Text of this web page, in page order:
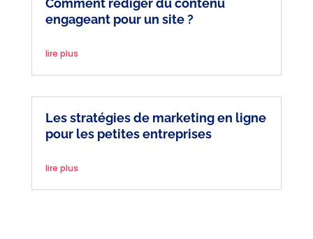
Comment rédiger du contenu
engageant pour un site ?
lire plus
Les stratégies de marketing en ligne
pour les petites entreprises
lire plus